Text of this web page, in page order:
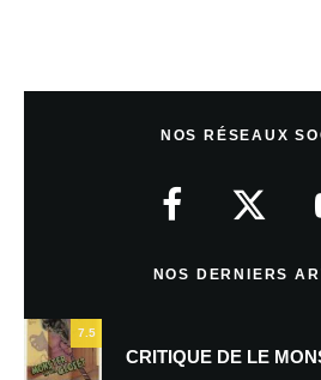
NOS RÉSEAUX
NOS DERNIERS
7.5
CRITIQUE DE LE